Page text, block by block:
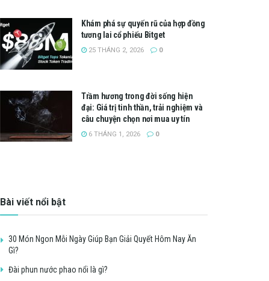
Khám phá sự quyến rũ của hợp đồng
tương lai cổ phiếu Bitget
25 THÁNG 2, 2026 0
Trầm hương trong đời sống hiện
đại: Giá trị tinh thần, trải nghiệm và
câu chuyện chọn nơi mua uy tín
6 THÁNG 1, 2026 0
Bài viết nổi bật
30 Món Ngon Mỗi Ngày Giúp Bạn Giải Quyết Hôm Nay Ăn
Gì?
Đài phun nước phao nổi là gì?